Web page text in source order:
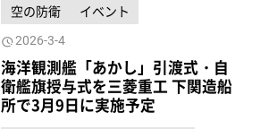
空の防衛 イベント
2026-3-4
海洋観測艦「あかし」引渡式・自
衛艦旗授与式を三菱重工 下関造船
所で3月9日に実施予定